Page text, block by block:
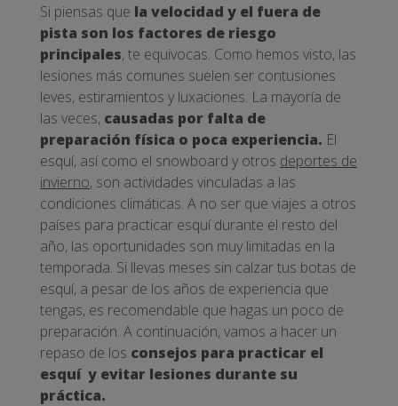
Si piensas que la velocidad y el fuera de
pista son los factores de riesgo
principales, te equivocas. Como hemos visto, las
lesiones más comunes suelen ser contusiones
leves, estiramientos y luxaciones. La mayoría de
las veces, causadas por falta de
preparación física o poca experiencia. El
esquí, así como el snowboard y otros deportes de
invierno, son actividades vinculadas a las
condiciones climáticas. A no ser que viajes a otros
países para practicar esquí durante el resto del
año, las oportunidades son muy limitadas en la
temporada. Si llevas meses sin calzar tus botas de
esquí, a pesar de los años de experiencia que
tengas, es recomendable que hagas un poco de
preparación. A continuación, vamos a hacer un
repaso de los consejos para practicar el
esquí y evitar lesiones durante su
práctica.